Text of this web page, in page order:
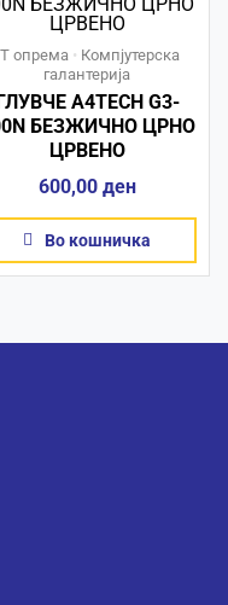
опрема• Компјутерска
галантерија
ГЛУВЧЕ A4TECH G3-
БЕЗЖИЧНО ЦРНО
ЦРВЕНО
600,00 ден
Во кошничка